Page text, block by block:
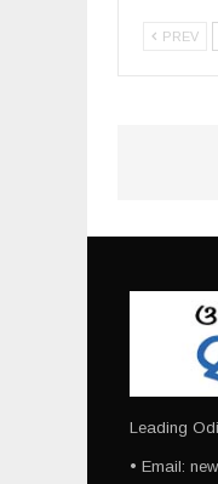
PREV
Leading
• Email: